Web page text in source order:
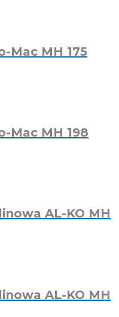
Mac MH 175
Mac MH 198
AL-KO MH
AL-KO MH